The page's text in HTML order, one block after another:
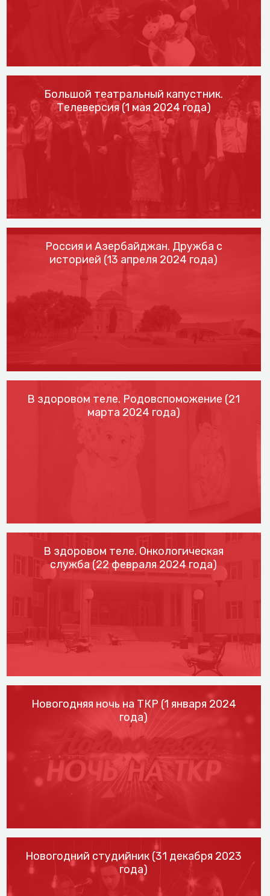
Большой театральный капустник.
Телеверсия (1 мая 2024 года)
Россия и Азербайджан. Дружба с
историей (13 апреля 2024 года)
В здоровом теле. Родовспоможение (21
марта 2024 года)
В здоровом теле. Онкологическая
служба (22 февраля 2024 года)
Новогодняя ночь на ТКР (1 января 2024
года)
Новогодний студийник (31 декабря 2023
года)